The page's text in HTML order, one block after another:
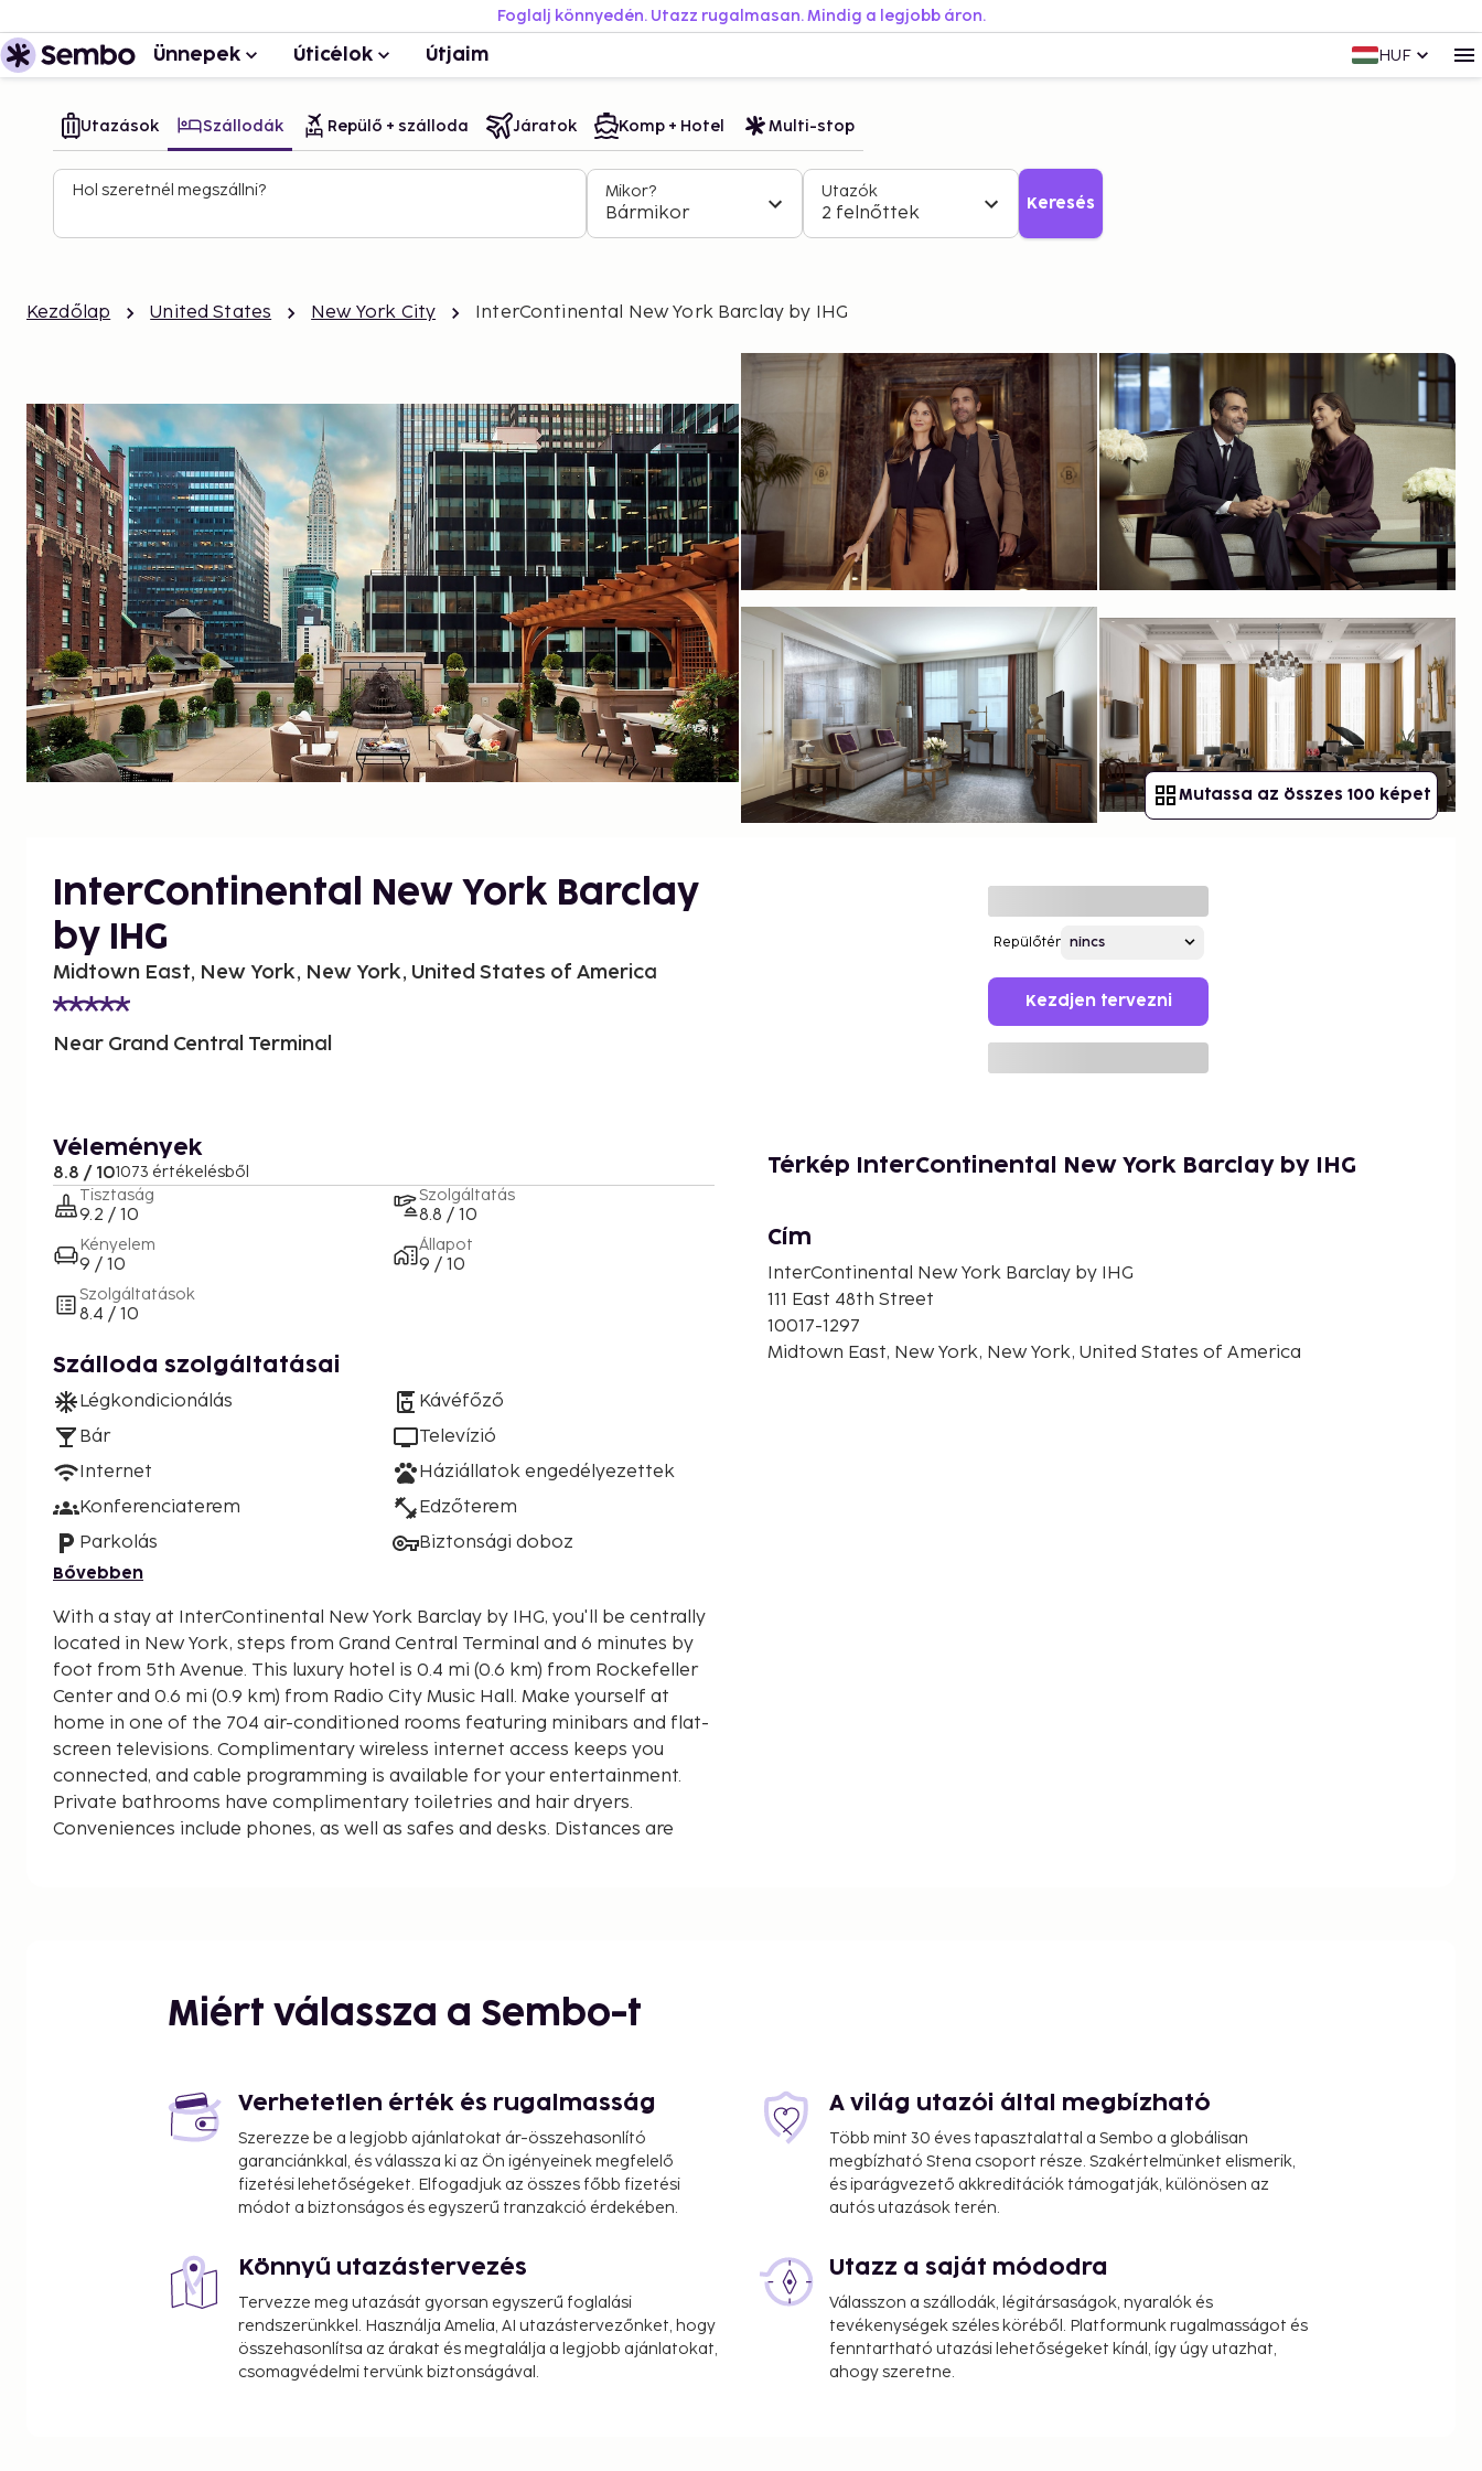
Foglalj könnyedén. Utazz rugalmasan. Mindig a legjobb áron.
Ünnepek Úticélok Útjaim HUF
Utazások Szállodák Repülő + szálloda Járatok Komp + Hotel Multi-stop
Hol szeretnél megszállni? Mikor?
Bármikor
Utazók
2 felnőttek Keresés
Kezdőlap United States New York City InterContinental New York Barclay by IHG
Mutassa az összes 100 képet
InterContinental New York Barclay
by IHG
Midtown East, New York, New York, United States of America
Near Grand Central Terminal
Repülőtér
Kezdjen tervezni
Vélemények
8.8 / 101073 értékelésből
Tisztaság
9.2 / 10
Kényelem
9 / 10
Szolgáltatások
8.4 / 10
Szolgáltatás
8.8 / 10
Állapot
9 / 10
Szálloda szolgáltatásai
Légkondicionálás
Bár
Internet
Konferenciaterem
Parkolás
Kávéfőző
Televízió
Háziállatok engedélyezettek
Edzőterem
Biztonsági doboz
Bővebben
With a stay at InterContinental New York Barclay by IHG, you'll be centrally
located in New York, steps from Grand Central Terminal and 6 minutes by
foot from 5th Avenue. This luxury hotel is 0.4 mi (0.6 km) from Rockefeller
Center and 0.6 mi (0.9 km) from Radio City Music Hall. Make yourself at
home in one of the 704 air-conditioned rooms featuring minibars and flat-
screen televisions. Complimentary wireless internet access keeps you
connected, and cable programming is available for your entertainment.
Private bathrooms have complimentary toiletries and hair dryers.
Conveniences include phones, as well as safes and desks. Distances are
Grand Central Terminal - 0.6 km / 0.4 mi
One Vanderbilt - 0.6 km / 0.4 mi
Radio City Music Hall - 0.9 km / 0.6 mi
United Nations Headquarters - 0.9 km / 0.6 mi
Museum of Modern Art - 1 km / 0.6 mi
Times Square - 1 km / 0.6 mi
Bryant Park - 1 km / 0.7 mi
Broadway - 1.3 km / 0.8 mi
The nearest airports are:
LaGuardia Airport (LGA) - 15.7 km / 9.8 mi
Teterboro, NJ (TEB) - 20 km / 12.5 mi
Newark Liberty Intl. Airport (EWR) - 28.8 km / 17.9 mi
Térkép InterContinental New York Barclay by IHG
Cím
InterContinental New York Barclay by IHG
111 East 48th Street
10017-1297
Midtown East, New York, New York, United States of America
Miért válassza a Sembo-t
Verhetetlen érték és rugalmasság
Szerezze be a legjobb ajánlatokat ár-összehasonlító
garanciánkkal, és válassza ki az Ön igényeinek megfelelő
fizetési lehetőségeket. Elfogadjuk az összes főbb fizetési
módot a biztonságos és egyszerű tranzakció érdekében.
A világ utazói által megbízható
Több mint 30 éves tapasztalattal a Sembo a globálisan
megbízható Stena csoport része. Szakértelmünket elismerik,
és iparágvezető akkreditációk támogatják, különösen az
autós utazások terén.
Könnyű utazástervezés
Tervezze meg utazását gyorsan egyszerű foglalási
rendszerünkkel. Használja Amelia, AI utazástervezőnket, hogy
összehasonlítsa az árakat és megtalálja a legjobb ajánlatokat,
csomagvédelmi tervünk biztonságával.
Utazz a saját módodra
Válasszon a szállodák, légitársaságok, nyaralók és
tevékenységek széles köréből. Platformunk rugalmasságot és
fenntartható utazási lehetőségeket kínál, így úgy utazhat,
ahogy szeretne.